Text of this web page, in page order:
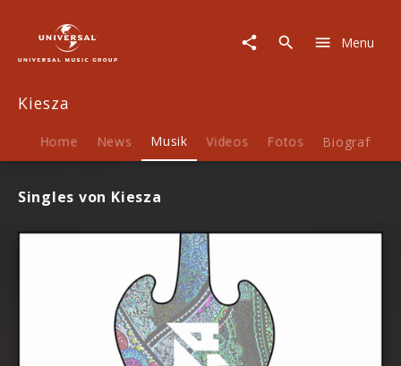
Menu
Kiesza
Home News Musik Videos Fotos Biografie
Singles von Kiesza